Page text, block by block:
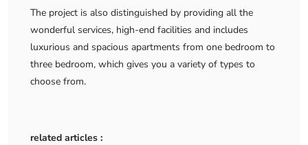
The project is also distinguished by providing all the
wonderful services, high-end facilities and includes
luxurious and spacious apartments from one bedroom to
three bedroom, which gives you a variety of types to
choose from.
related articles :